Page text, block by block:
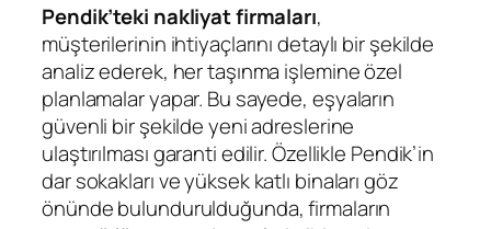
Pendik’teki nakliyat firmaları,
müşterilerinin ihtiyaçlarını detaylı bir şekilde
analiz ederek, her taşınma işlemine özel
planlamalar yapar. Bu sayede, eşyaların
güvenli bir şekilde yeni adreslerine
ulaştırılması garanti edilir. Özellikle Pendik’in
dar sokakları ve yüksek katlı binaları göz
önünde bulundurulduğunda, firmaların